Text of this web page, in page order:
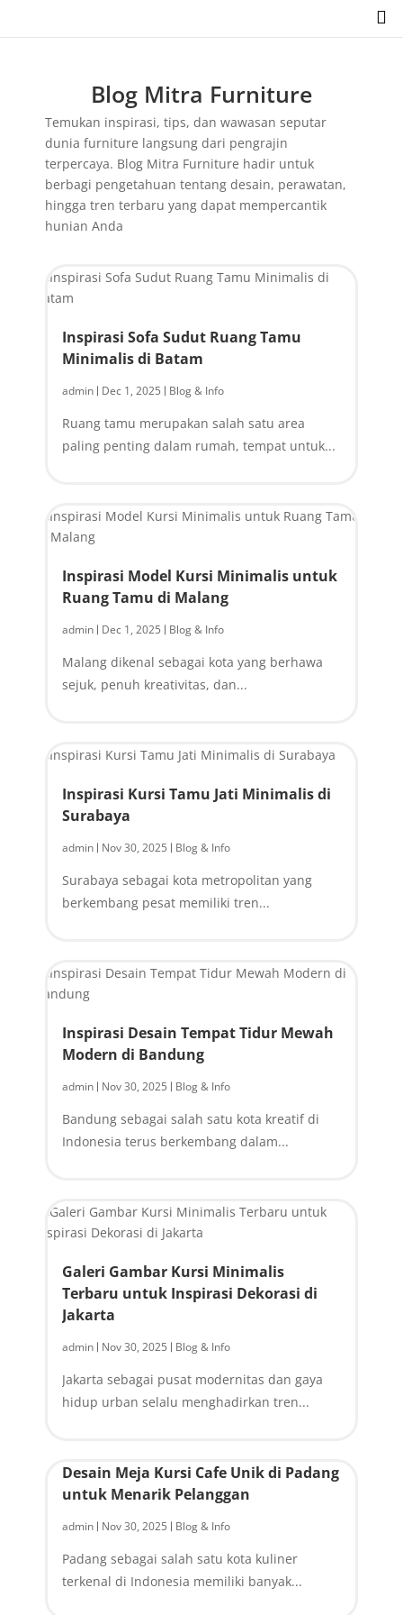

Blog Mitra Furniture
Temukan inspirasi, tips, dan wawasan seputar
dunia furniture langsung dari pengrajin
terpercaya. Blog Mitra Furniture hadir untuk
berbagi pengetahuan tentang desain, perawatan,
hingga tren terbaru yang dapat mempercantik
hunian Anda
Inspirasi Sofa Sudut Ruang Tamu
Minimalis di Batam
admin | Dec 1, 2025 | Blog & Info
Ruang tamu merupakan salah satu area
paling penting dalam rumah, tempat untuk...
Inspirasi Model Kursi Minimalis untuk
Ruang Tamu di Malang
admin | Dec 1, 2025 | Blog & Info
Malang dikenal sebagai kota yang berhawa
sejuk, penuh kreativitas, dan...
Inspirasi Kursi Tamu Jati Minimalis di
Surabaya
admin | Nov 30, 2025 | Blog & Info
Surabaya sebagai kota metropolitan yang
berkembang pesat memiliki tren...
Inspirasi Desain Tempat Tidur Mewah
Modern di Bandung
admin | Nov 30, 2025 | Blog & Info
Bandung sebagai salah satu kota kreatif di
Indonesia terus berkembang dalam...
Galeri Gambar Kursi Minimalis
Terbaru untuk Inspirasi Dekorasi di
Jakarta
admin | Nov 30, 2025 | Blog & Info
Jakarta sebagai pusat modernitas dan gaya
hidup urban selalu menghadirkan tren...
Desain Meja Kursi Cafe Unik di Padang
untuk Menarik Pelanggan
admin | Nov 30, 2025 | Blog & Info
Padang sebagai salah satu kota kuliner
terkenal di Indonesia memiliki banyak...